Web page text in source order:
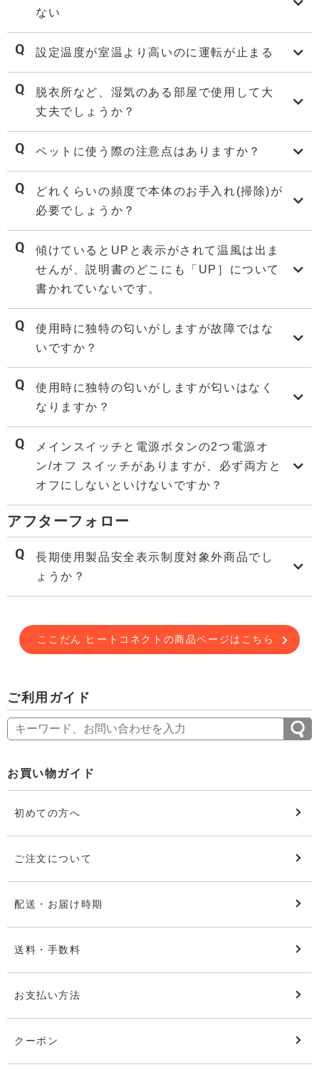
ご利用ガイド
お買い物ガイド
初めての方へ
ご注文について
配送・お届け時期
送料・手数料
お支払い方法
クーポン
ない
設定温度が室温より高いのに運転が止まる
脱衣所など、湿気のある部屋で使用して大
丈夫でしょうか？
ペットに使う際の注意点はありますか？
どれくらいの頻度で本体のお手入れ(掃除)が
必要でしょうか？
傾けているとUPと表示がされて温風は出ま
せんが、説明書のどこにも「UP］について
書かれていないです。
使用時に独特の匂いがしますが故障ではな
いですか？
使用時に独特の匂いがしますが匂いはなく
なりますか？
メインスイッチと電源ボタンの2つ電源オ
ン/オフ スイッチがありますが、必ず両方と
オフにしないといけないですか？
アフターフォロー
長期使用製品安全表示制度対象外商品でし
ょうか？
ここだん ヒートコネクトの商品ページはこちら